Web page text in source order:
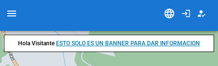
Hola Visitante ESTO SOLO ES UN BANNER PARA DAR INFORMACION